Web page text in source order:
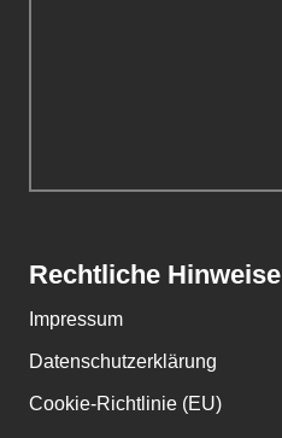
Rechtliche Hinweise
Impressum
Datenschutzerklärung
Cookie-Richtlinie (EU)